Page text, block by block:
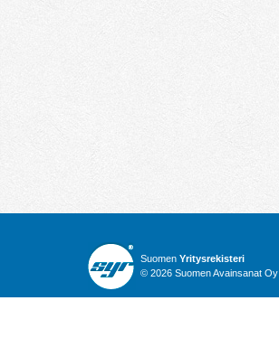
Suomen Yritysrekisteri
© 2026 Suomen Avainsanat Oy